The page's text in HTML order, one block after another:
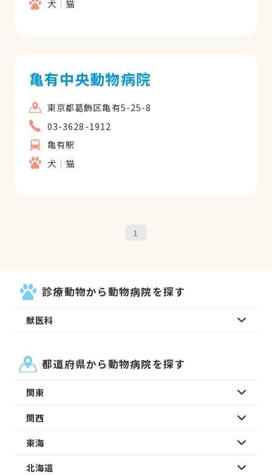
犬 猫
亀有中央動物病院
東京都葛飾区亀有5-25-8
03-3628-1912
亀有駅
犬
猫
1
診療動物から動物病院を探す
獣医科
都道府県から動物病院を探す
関東
関西
東海
北海道